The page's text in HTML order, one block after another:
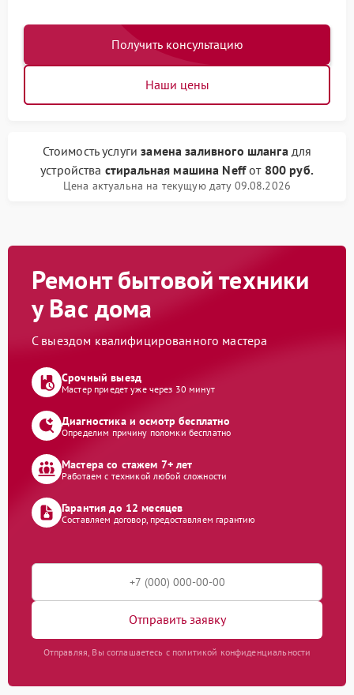
Получить консультацию
Наши цены
Стоимость услугизамена заливного шланга для
устройства стиральная машина Neffот 800 руб.
Цена актуальна на текущую дату 09.08.2026
Ремонт бытовой техники
у Вас дома
С выездом квалифицированного мастера
Срочный выезд
Мастер приедет уже через 30 минут
Диагностика и осмотр бесплатно
Определим причину поломки бесплатно
Мастера со стажем 7+ лет
Работаем с техникой любой сложности
Гарантия до 12 месяцев
Составляем договор, предоставляем гарантию
Отправить заявку
Отправляя, Вы соглашаетесь с политикой конфиденциальности